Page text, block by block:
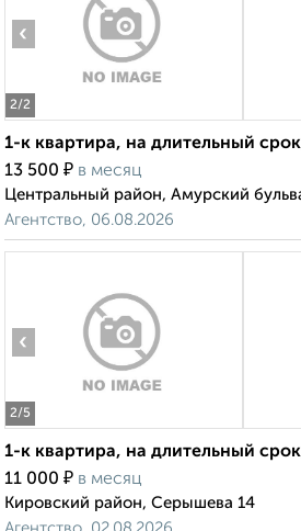
2/2
‹
1-к квартира, на длительный
13 500 ₽ в месяц
Центральный район, Амурский
Агентство, 06.08.2026
2/5
‹
1-к квартира, на длительный
11 000 ₽ в месяц
Кировский район, Серышева 14